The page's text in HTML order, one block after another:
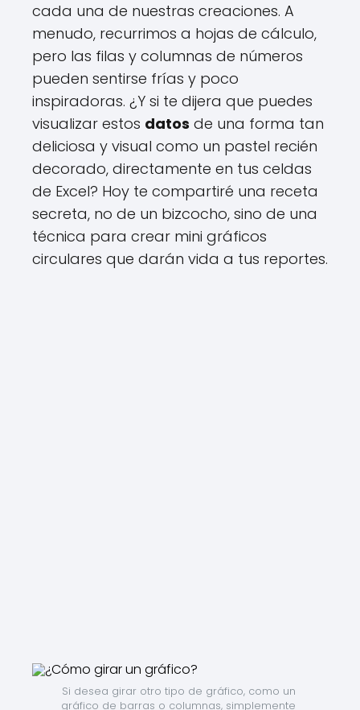
cada una de nuestras creaciones. A
menudo, recurrimos a hojas de cálculo,
pero las filas y columnas de números
pueden sentirse frías y poco
inspiradoras. ¿Y si te dijera que puedes
visualizar estos datos de una forma tan
deliciosa y visual como un pastel recién
decorado, directamente en tus celdas
de Excel? Hoy te compartiré una receta
secreta, no de un bizcocho, sino de una
técnica para crear mini gráficos
circulares que darán vida a tus reportes.
Si desea girar otro tipo de gráfico, como un
gráfico de barras o columnas, simplemente